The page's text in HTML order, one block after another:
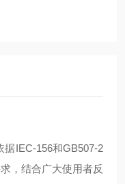
IEC-156和GB507-2
，结合广大使用者反